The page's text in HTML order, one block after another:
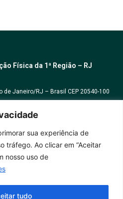
sua experiência de
tráfego. Ao clicar em “Aceitar
nosso uso de
tudo
Física da 1ª Região – RJ
de Janeiro/RJ – Brasil CEP 20540-100